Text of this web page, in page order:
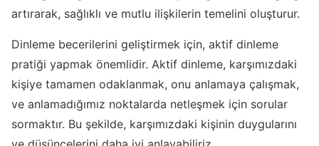
artırarak, sağlıklı ve mutlu ilişkilerin temelini oluşturur.
Dinleme becerilerini geliştirmek için, aktif dinleme
pratiği yapmak önemlidir. Aktif dinleme, karşımızdaki
kişiye tamamen odaklanmak, onu anlamaya çalışmak,
ve anlamadığımız noktalarda netleşmek için sorular
sormaktır. Bu şekilde, karşımızdaki kişinin duygularını